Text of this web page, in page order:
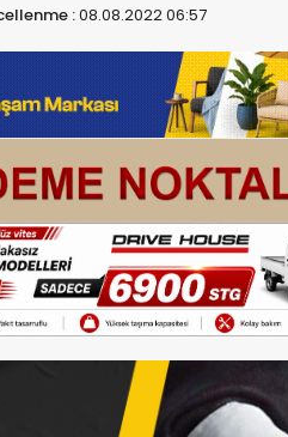
:08.08.2022 06:57